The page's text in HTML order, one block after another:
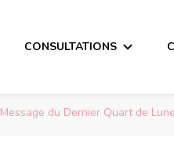
CONSULTATIONS
Message du Dernier Quart de